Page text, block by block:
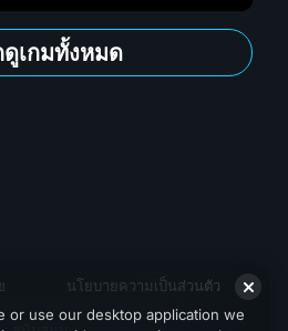
ดูเกมทั้งหมด
นโยบายความเป็นส่วนตัว
or use our desktop application we